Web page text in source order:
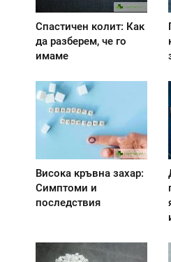
Спастичен колит: Как
да разберем, че го
имаме
Висока кръвна захар:
Симптоми и
последствия